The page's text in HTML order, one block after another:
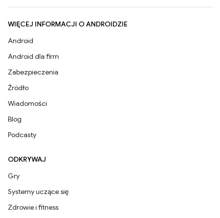
WIĘCEJ INFORMACJI O ANDROIDZIE
Android
Android dla firm
Zabezpieczenia
Źródło
Wiadomości
Blog
Podcasty
ODKRYWAJ
Gry
Systemy uczące się
Zdrowie i fitness